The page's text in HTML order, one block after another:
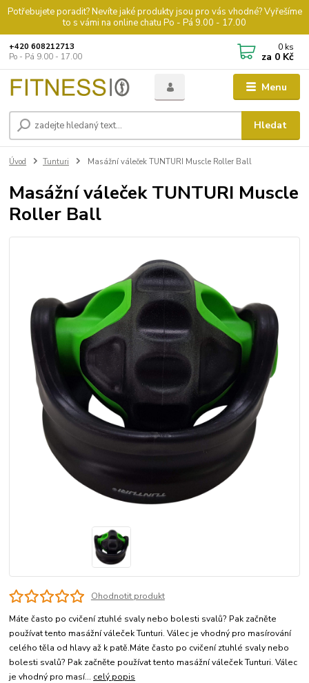
Potřebujete poradit? Nevíte jaké produkty jsou pro vás vhodné? Vyřešíme
to s vámi na online chatu Po - Pá 9.00 - 17.00
Menu
Hledat
+420 608212713
Po - Pá 9.00 - 17.00
0 ks
za 0 Kč
Úvod Tunturi Masážní váleček TUNTURI Muscle Roller Ball
Masážní váleček TUNTURI Muscle
Roller Ball
Ohodnotit produkt
Máte často po cvičení ztuhlé svaly nebo bolesti svalů? Pak začněte
používat tento masážní váleček Tunturi. Válec je vhodný pro masírování
celého těla od hlavy až k patě.Máte často po cvičení ztuhlé svaly nebo
bolesti svalů? Pak začněte používat tento masážní váleček Tunturi. Válec
je vhodný pro masí... celý popis